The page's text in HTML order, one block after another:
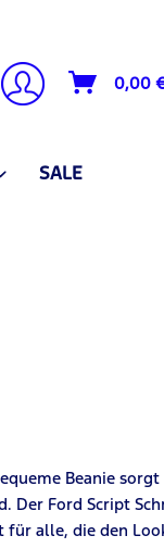
0,00
SALE
Beanie
Der Ford Script
alle, die den